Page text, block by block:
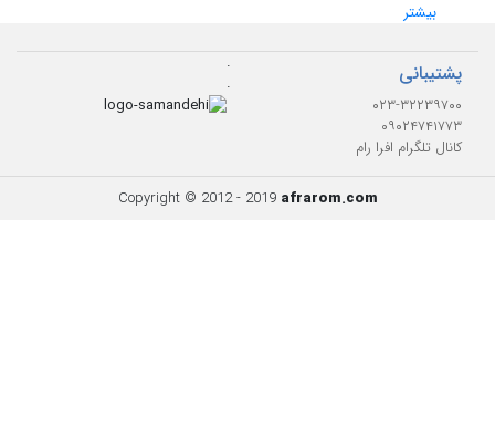
بیشتر
پشتیبانی
۰۲۳-۳۲۲۳۹۷۰۰
۰۹۰۲۴۷۴۱۷۷۳
کانال تلگرام افرا رام
.
.
Copyright © 2012 - 2019 afrarom.com